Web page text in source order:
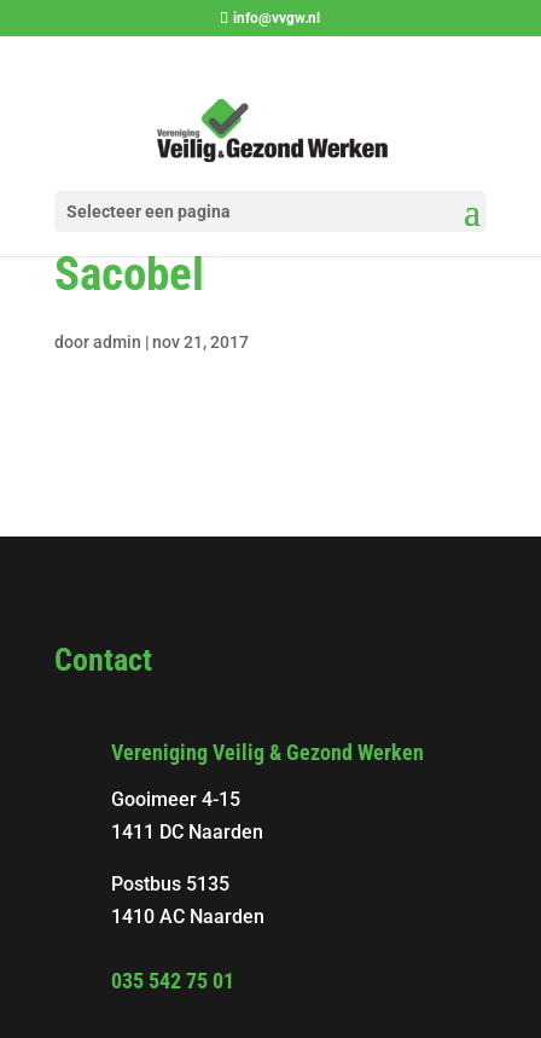
info@vvgw.nl
Selecteer een pagina
Sacobel
dooradmin |nov 21, 2017
Contact
Vereniging Veilig & Gezond Werken
Gooimeer 4-15
1411 DC Naarden
Postbus 5135
1410 AC Naarden
035 542 75 01